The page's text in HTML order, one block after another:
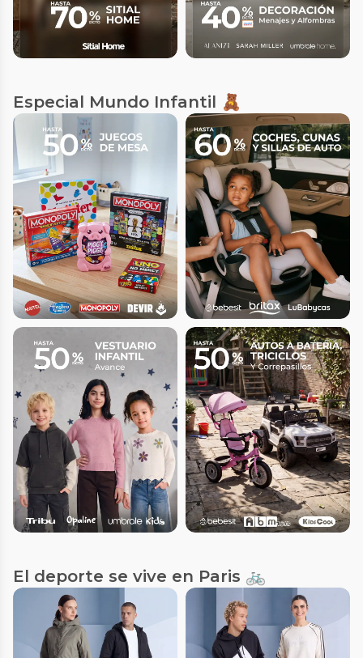
Especial Mundo Infantil 🧸
El deporte se vive en Paris 🚲